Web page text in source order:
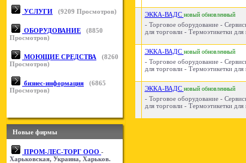
УСЛУГИ (9209 Просмотров)
ОБОРУДОВАНИЕ (8850
Просмотров)
МОЮЩИЕ СРЕДСТВА (8260
Просмотров)
бизнес-информация (6865
Просмотров)
Новые фирмы
ПРОМ-ЛЕС-ТОРГ ООО -
Харьковская, Украина, Харьков.
ЭККА-ВАДС новый обновленный
- Торговое оборудование -
для торговли - Термоэтикетки для
ЭККА-ВАДС новый обновленный
- Торговое оборудование -
для торговли - Термоэтикетки для
ЭККА-ВАДС новый обновленный
- Торговое оборудование -
для торговли - Термоэтикетки для